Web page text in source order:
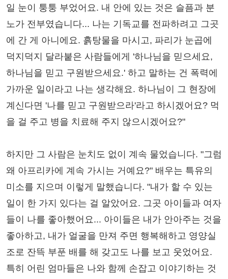
일 눈이 퉁퉁 부었어요. 내 안에 있는 것은 슬픔과 분
노가 전부였습니다... 나는 기독교를 전파하려고 그곳
에 간 게 아니에요. 흙탕물을 마시고, 파리가 눈곱에
덕지덕지 달라붙은 사람들에게 '하나님을 믿으세요,
하나님을 믿고 구원받으세요.' 하고 말하는 건 폭력에
가까운 일이라고 나는 생각해요. 하나님이 그 현장에
계신다면 '나를 믿고 구원받으라'라고 하시겠어요? 먹
을 걸 주고 병을 치료해 주지 않으시겠어요?"
하지만 그 사람은 눈치도 없이 계속 물었습니다. "그럼
왜 아프리카에 계속 가시는 거예요?" 배우는 특유의
미소를 지으며 이렇게 말했습니다. "내가 할 수 있는
일이 한 가지 있다는 걸 알았어요. 그곳 아이들과 여자
들이 나를 좋아했어요... 아이들은 내가 안아주는 것을
좋아하고, 내가 얼굴을 만져 주면 행복해하고 영양실
조로 잔뜩 부푼 배를 해 갖고도 나를 보고 웃었어요.
특히 어린 엄마들은 나와 함께 손잡고 이야기하는 것